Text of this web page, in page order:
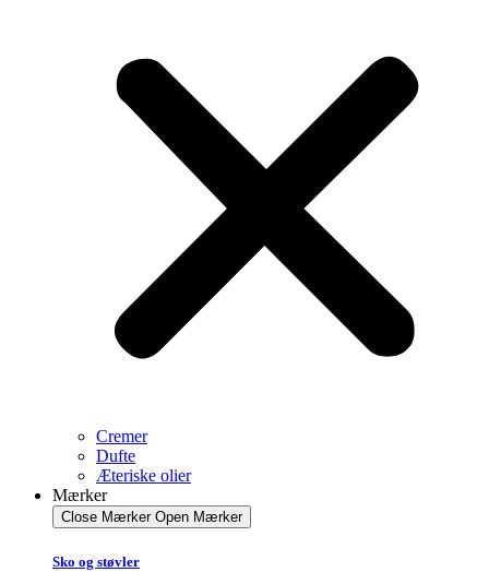
Cremer
Dufte
Æteriske olier
Mærker
Close Mærker Open Mærker
Sko og støvler